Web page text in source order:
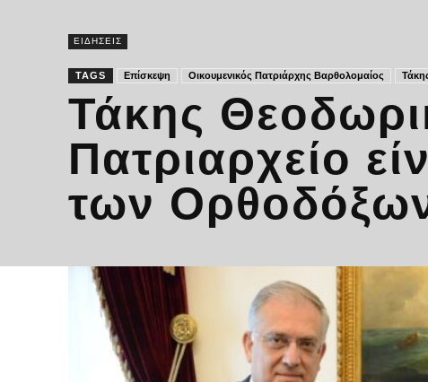
ΕΙΔΗΣΕΙΣ
TAGS Επίσκεψη Οικουμενικός Πατριάρχης Βαρθολομαίος
Τάκης
Πατριαρχείο
των